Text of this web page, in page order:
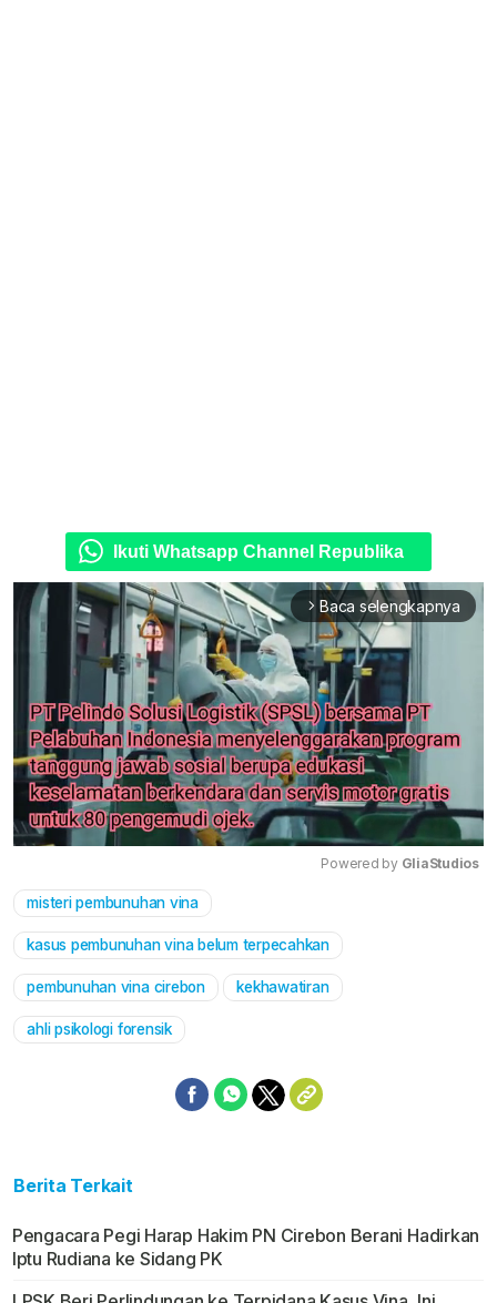
Ikuti Whatsapp Channel Republika
arrow_forward_ios Baca selengkapnya
Powered by GliaStudios
misteri pembunuhan vina
kasus pembunuhan vina belum terpecahkan
pembunuhan vina cirebon kekhawatiran
ahli psikologi forensik
Berita Terkait
Pengacara Pegi Harap Hakim PN Cirebon Berani Hadirkan
Iptu Rudiana ke Sidang PK